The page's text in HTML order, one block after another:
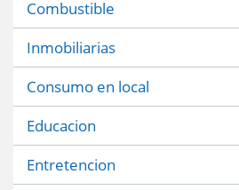
Combustible
Inmobiliarias
Consumo en local
Educacion
Entretencion